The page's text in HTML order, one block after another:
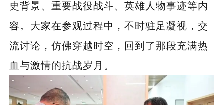
史背景、重要战役战斗、英雄人物事迹等内
容。大家在参观过程中，不时驻足凝视，交
流讨论，仿佛穿越时空，回到了那段充满热
血与激情的抗战岁月。